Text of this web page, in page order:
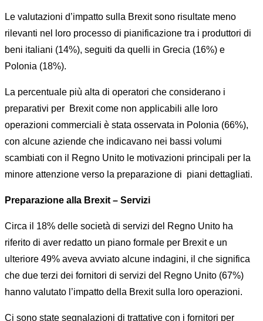
Le valutazioni d’impatto sulla Brexit sono risultate meno
rilevanti nel loro processo di pianificazione tra i produttori di
beni italiani (14%), seguiti da quelli in Grecia (16%) e
Polonia (18%).
La percentuale più alta di operatori che considerano i
preparativi per Brexit come non applicabili alle loro
operazioni commerciali è stata osservata in Polonia (66%),
con alcune aziende che indicavano nei bassi volumi
scambiati con il Regno Unito le motivazioni principali per la
minore attenzione verso la preparazione di piani dettagliati.
Preparazione alla Brexit – Servizi
Circa il 18% delle società di servizi del Regno Unito ha
riferito di aver redatto un piano formale per Brexit e un
ulteriore 49% aveva avviato alcune indagini, il che significa
che due terzi dei fornitori di servizi del Regno Unito (67%)
hanno valutato l’impatto della Brexit sulla loro operazioni.
Ci sono state segnalazioni di trattative con i fornitori per